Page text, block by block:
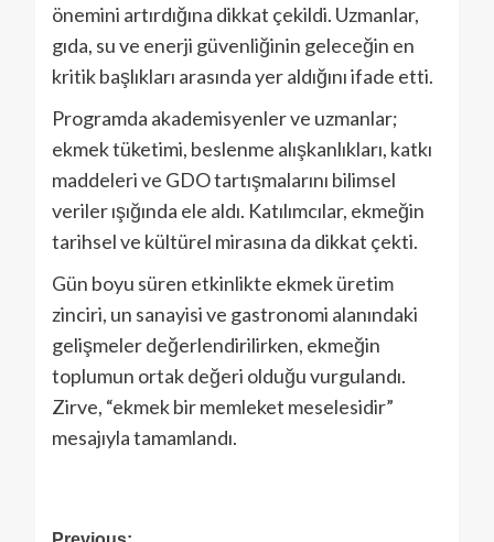
önemini artırdığına dikkat çekildi. Uzmanlar,
gıda, su ve enerji güvenliğinin geleceğin en
kritik başlıkları arasında yer aldığını ifade etti.
Programda akademisyenler ve uzmanlar;
ekmek tüketimi, beslenme alışkanlıkları, katkı
maddeleri ve GDO tartışmalarını bilimsel
veriler ışığında ele aldı. Katılımcılar, ekmeğin
tarihsel ve kültürel mirasına da dikkat çekti.
Gün boyu süren etkinlikte ekmek üretim
zinciri, un sanayisi ve gastronomi alanındaki
gelişmeler değerlendirilirken, ekmeğin
toplumun ortak değeri olduğu vurgulandı.
Zirve, “ekmek bir memleket meselesidir”
mesajıyla tamamlandı.